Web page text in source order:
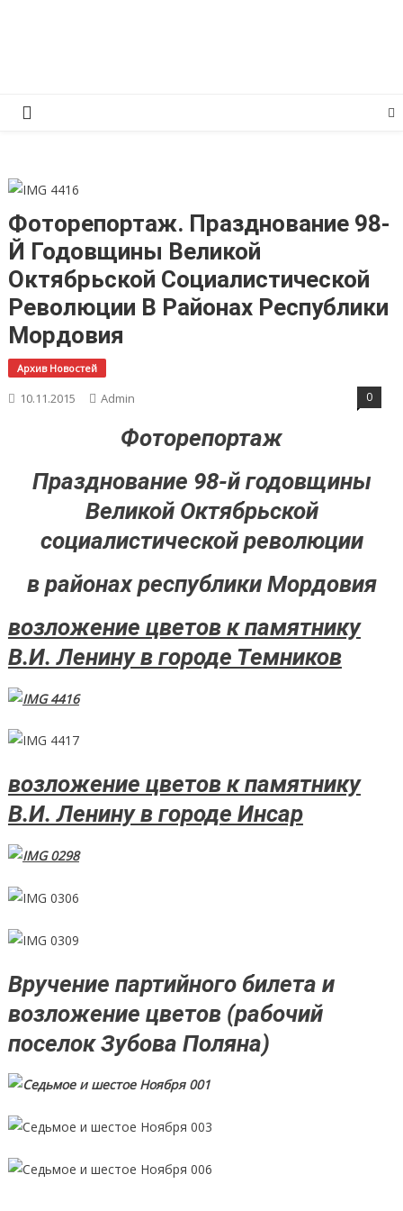
Фоторепортаж. Празднование 98-
Й Годовщины Великой
Октябрьской Социалистической
Революции В Районах Республики
Мордовия
Архив Новостей
10.11.2015 Admin 0
Фоторепортаж
Празднование 98-й годовщины
Великой Октябрьской
социалистической революции
в районах республики Мордовия
возложение цветов к памятнику
В.И. Ленину в городе Темников
возложение цветов к памятнику
В.И. Ленину в городе Инсар
Вручение партийного билета и
возложение цветов (рабочий
поселок Зубова Поляна)